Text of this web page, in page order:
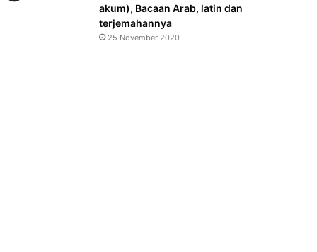
akum), Bacaan Arab, latin dan
terjemahannya
25 November 2020